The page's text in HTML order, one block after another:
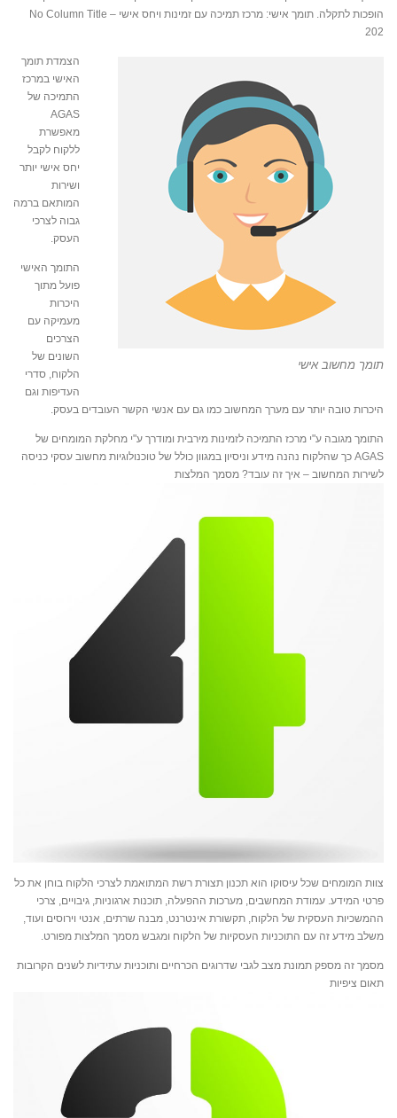
הופכות לתקלה. תומך אישי: מרכז תמיכה עם זמינות ויחס אישי No Column Title –
202
תומך מחשוב אישי
הצמדת תומך
האישי במרכז
התמיכה של
AGAS
מאפשרת
ללקוח לקבל
יחס אישי יותר
ושירות
המותאם ברמה
גבוה לצרכי
העסק.
התומך האישי
פועל מתוך
היכרות
מעמיקה עם
הצרכים
השונים של
הלקוח, סדרי
העדיפות וגם
היכרות טובה יותר עם מערך המחשוב כמו גם עם אנשי הקשר העובדים בעסק.
התומך מגובה ע"י מרכז התמיכה לזמינות מירבית ומודרך ע"י מחלקת המומחים של
AGAS כך שהלקוח נהנה מידע וניסיון במגוון כולל של טוכנולוגיות מחשוב עסקי כניסה
לשירות המחשוב – איך זה עובד? מסמך המלצות
צוות המומחים שכל עיסוקו הוא תכנון תצורת רשת המתואמת לצרכי הלקוח בוחן את כל
פרטי המידע. עמודת המחשבים, מערכות ההפעלה, תוכנות ארגוניות, גיבויים, צרכי
ההמשכיות העסקית של הלקוח, תקשורת אינטרנט, מבנה שרתים, אנטי וירוסים ועוד,
משלב מידע זה עם התוכניות העסקיות של הלקוח ומגבש מסמך המלצות מפורט.
מסמך זה מספק תמונת מצב לגבי שדרוגים הכרחיים ותוכניות עתידיות לשנים הקרובות
תאום ציפיות